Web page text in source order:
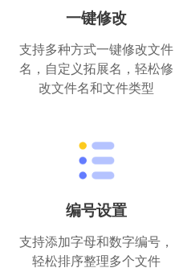
一键修改
支持多种方式一键修改文件
名，自定义拓展名，轻松修
改文件名和文件类型
编号设置
支持添加字母和数字编号，
轻松排序整理多个文件